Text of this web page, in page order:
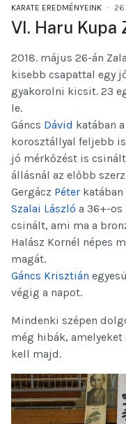
KARATE EREDMÉNYEINK
VI. Haru Kupa
2018. május 26-án
kisebb csapattal egy
gyakorolni kicsit. 23
le.
Gáncs Dávid katában
korosztállyal feljebb
jó mérkőzést is
állásnál az előbb
Gergácz Péter
Szalai László a 36+-
csinált, ami ma a
Halász Kornél népes
magát.
Gáncs Krisztián
végig a napot.
Mindenki szépen
még hibák, amelyeket
kell majd.